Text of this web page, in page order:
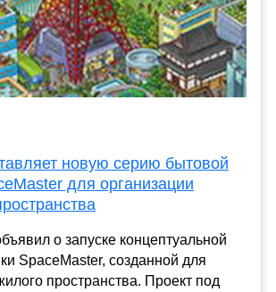
новую серию бытовой
для организации
о запуске концептуальной
SpaceMaster, созданной для
пространства. Проект под